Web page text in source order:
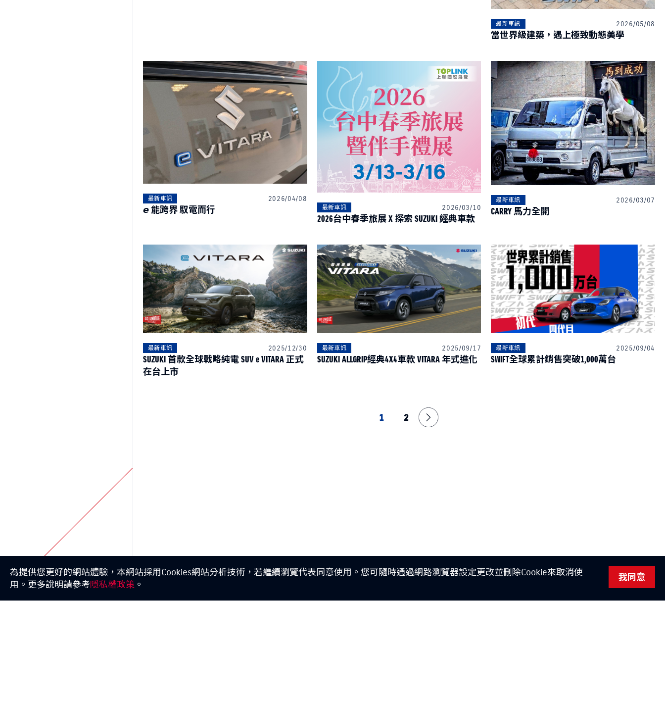
最新車訊 2026/05/08
當世界級建築，遇上極致動態美學
最新車訊 2026/04/08
𝙚 能跨界 馭電而行 最新車訊 2026/03/10
2026台中春季旅展 X 探索 SUZUKI 經典車款
最新車訊 2026/03/07
CARRY 馬力全開
最新車訊 2025/12/30
SUZUKI 首款全球戰略純電 SUV e VITARA 正式
在台上市
最新車訊 2025/09/17
SUZUKI ALLGRIP經典4X4車款 VITARA 年式進化
最新車訊 2025/09/04
SWIFT全球累計銷售突破1,000萬台
1 2
為提供您更好的網站體驗，本網站採用Cookies網站分析技術，若繼續瀏覽代表同意使用。您可隨時通過網路瀏覽器設定更改並刪除Cookie來取消使
用。更多說明請參考隱私權政策 。
我同意